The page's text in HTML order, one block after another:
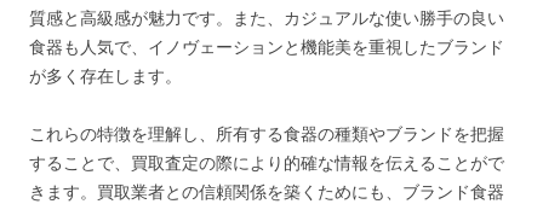
質感と高級感が魅力です。また、カジュアルな使い勝手の良い
食器も人気で、イノヴェーションと機能美を重視したブランド
が多く存在します。
これらの特徴を理解し、所有する食器の種類やブランドを把握
することで、買取査定の際により的確な情報を伝えることがで
きます。買取業者との信頼関係を築くためにも、ブランド食器